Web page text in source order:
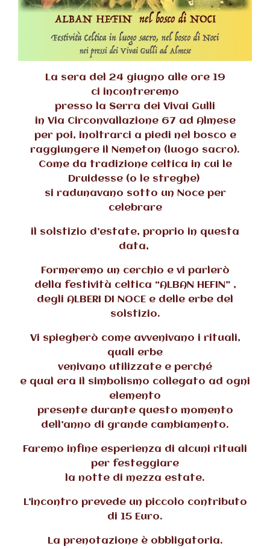
La sera del 24 giugno alle ore 19
ci incontreremo
presso la Serra dei Vivai Gulli
in Via Circonvallazione 67 ad Almese
per poi, inoltrarci a piedi nel bosco e
raggiungere il Nemeton (luogo sacro).
Come da tradizione celtica in cui le
Druidesse (o le streghe)
si radunavano sotto un Noce per
celebrare
il solstizio d’estate, proprio in questa
data,
Formeremo un cerchio e vi parlerò
della festività celtica “ALBAN HEFIN” ,
degli ALBERI DI NOCE e delle erbe del
solstizio.
Vi spiegherò come avvenivano i rituali,
quali erbe
venivano utilizzate e perché
e qual era il simbolismo collegato ad ogni
elemento
presente durante questo momento
dell’anno di grande cambiamento.
Faremo infine esperienza di alcuni rituali
per festeggiare
la notte di mezza estate.
L’incontro prevede un piccolo contributo
di 15 Euro.
La prenotazione è obbligatoria.